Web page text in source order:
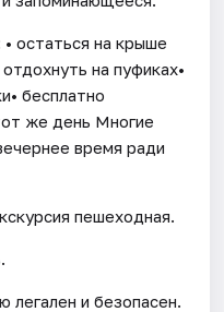
остаться на крыше
на пуфиках•
бесплатно
же день Многие
время ради
пешеходная.
легален и безопасен.